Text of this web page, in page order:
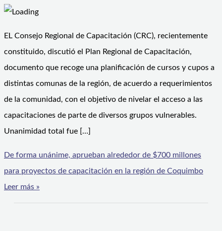
EL Consejo Regional de Capacitación (CRC), recientemente
constituido, discutió el Plan Regional de Capacitación,
documento que recoge una planificación de cursos y cupos a
distintas comunas de la región, de acuerdo a requerimientos
de la comunidad, con el objetivo de nivelar el acceso a las
capacitaciones de parte de diversos grupos vulnerables.
Unanimidad total fue […]
De forma unánime, aprueban alrededor de $700 millones
para proyectos de capacitación en la región de Coquimbo
Leer más »